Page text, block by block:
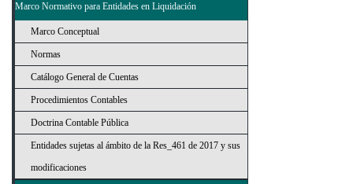
Marco Normativo para Entidades en Liquidación
Marco Conceptual
Normas
Catálogo General de Cuentas
Procedimientos Contables
Doctrina Contable Pública
Entidades sujetas al ámbito de la Res_461 de 2017 y sus
modificaciones